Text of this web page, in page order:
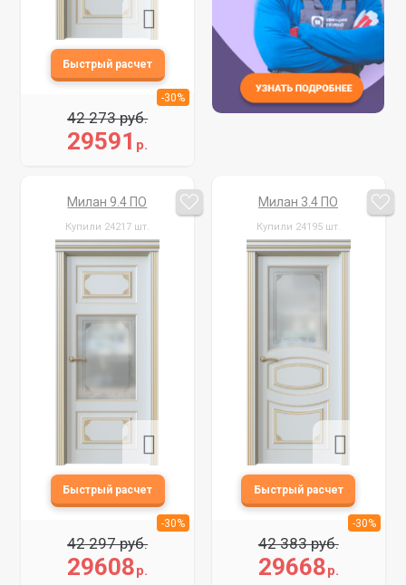
29591 р.
42 273 руб.
-30%
Милан 9.4 ПО
Купили 24217 шт.
29608р.
42 297 руб.
-30%
Милан 3.4 ПО
Купили 24195 шт.
29668р.
42 383 руб.
-30%